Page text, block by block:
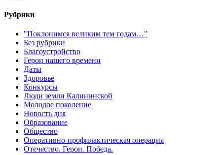
Рубрики
"Поклонимся великим тем годам…"
Без рубрики
Благоустройство
Герои нашего времени
Даты
Здоровье
Конкурсы
Люди земли Калининской
Молодое поколение
Новость дня
Образование
Общество
Оперативно-профилактическая операция
Отечество. Герои. Победа.